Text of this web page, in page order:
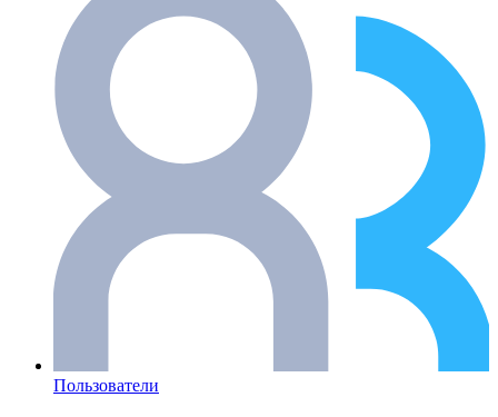
Пользователи